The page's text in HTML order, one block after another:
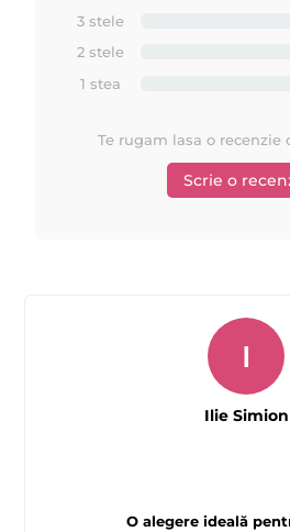
3 stele
2 stele
1 stea
Te rugam lasa o recenzie
Scrie o
O alegere ideală
I
Ilie Simion